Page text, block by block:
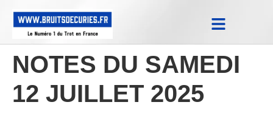
NOTES DU SAMEDI
12 JUILLET 2025